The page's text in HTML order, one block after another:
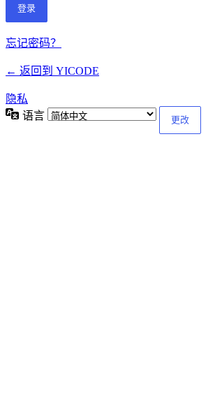
忘记密码？
← 返回到 YICODE
隐私
语言